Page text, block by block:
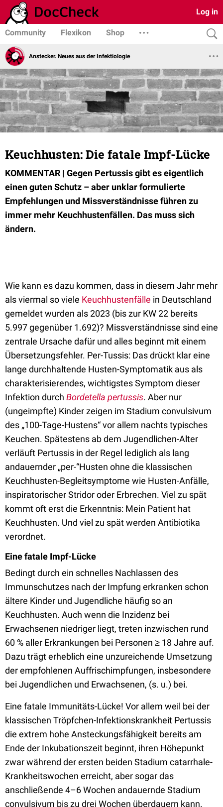
Log in
Community Flexikon Shop
Anstecker. Neues aus der Infektiologie
Keuchhusten: Die fatale Impf-Lücke
KOMMENTAR | Gegen Pertussis gibt es eigentlich
einen guten Schutz – aber unklar formulierte
Empfehlungen und Missverständnisse führen zu
immer mehr Keuchhustenfällen. Das muss sich
ändern.
Wie kann es dazu kommen, dass in diesem Jahr mehr
als viermal so viele Keuchhustenfälle in Deutschland
gemeldet wurden als 2023 (bis zur KW 22 bereits
5.997 gegenüber 1.692)? Missverständnisse sind eine
zentrale Ursache dafür und alles beginnt mit einem
Übersetzungsfehler. Per-Tussis: Das drückt klar eine
lange durchhaltende Husten-Symptomatik aus als
charakterisierendes, wichtigstes Symptom dieser
Infektion durch Bordetella pertussis. Aber nur
(ungeimpfte) Kinder zeigen im Stadium convulsivum
des „100-Tage-Hustens“ vor allem nachts typisches
Keuchen. Spätestens ab dem Jugendlichen-Alter
verläuft Pertussis in der Regel lediglich als lang
andauernder „per-“Husten ohne die klassischen
Keuchhusten-Begleitsymptome wie Husten-Anfälle,
inspiratorischer Stridor oder Erbrechen. Viel zu spät
kommt oft erst die Erkenntnis: Mein Patient hat
Keuchhusten. Und viel zu spät werden Antibiotika
verordnet.
Eine fatale Impf-Lücke
Bedingt durch ein schnelles Nachlassen des
Immunschutzes nach der Impfung erkranken schon
ältere Kinder und Jugendliche häufig so an
Keuchhusten. Auch wenn die Inzidenz bei
Erwachsenen niedriger liegt, treten inzwischen rund
60 % aller Erkrankungen bei Personen ≥ 18 Jahre auf.
Dazu trägt erheblich eine unzureichende Umsetzung
der empfohlenen Auffrischimpfungen, insbesondere
bei Jugendlichen und Erwachsenen, (s. u.) bei.
Eine fatale Immunitäts-Lücke! Vor allem weil bei der
klassischen Tröpfchen-Infektionskrankheit Pertussis
die extrem hohe Ansteckungsfähigkeit bereits am
Ende der Inkubationszeit beginnt, ihren Höhepunkt
zwar während der ersten beiden Stadium catarrhale-
Krankheitswochen erreicht, aber sogar das
anschließende 4–6 Wochen andauernde Stadium
convulsivum bis zu drei Wochen überdauern kann.